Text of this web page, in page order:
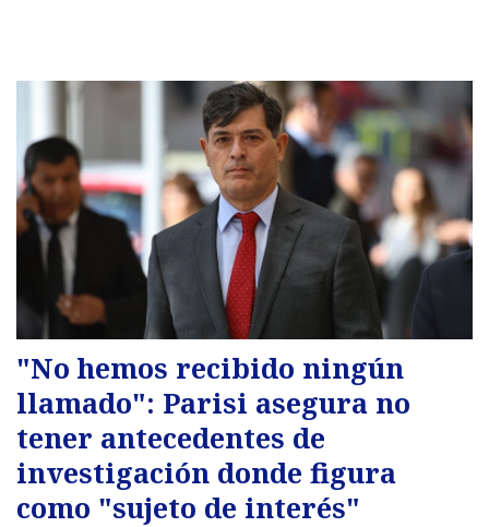
"No hemos recibido ningún
llamado": Parisi asegura no
tener antecedentes de
investigación donde figura
como "sujeto de interés"